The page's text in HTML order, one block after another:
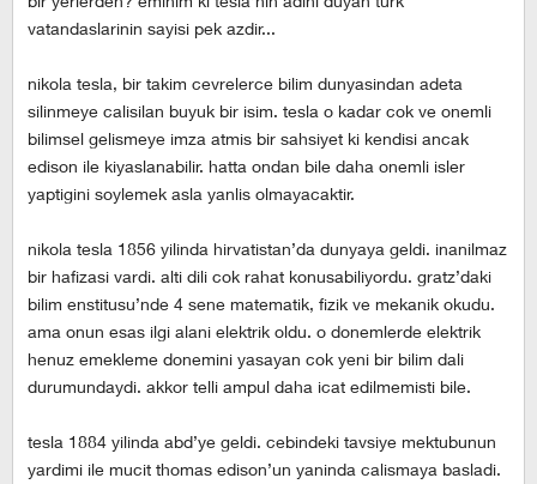
vatandaslarinin sayisi pek azdir...
nikola tesla, bir takim cevrelerce bilim dunyasindan adeta
silinmeye calisilan buyuk bir isim. tesla o kadar cok ve onemli
bilimsel gelismeye imza atmis bir sahsiyet ki kendisi ancak
edison ile kiyaslanabilir. hatta ondan bile daha onemli isler
yaptigini soylemek asla yanlis olmayacaktir.
nikola tesla 1856 yilinda hirvatistan’da dunyaya geldi. inanilmaz
bir hafizasi vardi. alti dili cok rahat konusabiliyordu. gratz’daki
bilim enstitusu’nde 4 sene matematik, fizik ve mekanik okudu.
ama onun esas ilgi alani elektrik oldu. o donemlerde elektrik
henuz emekleme donemini yasayan cok yeni bir bilim dali
durumundaydi. akkor telli ampul daha icat edilmemisti bile.
tesla 1884 yilinda abd’ye geldi. cebindeki tavsiye mektubunun
yardimi ile mucit thomas edison’un yaninda calismaya basladi.